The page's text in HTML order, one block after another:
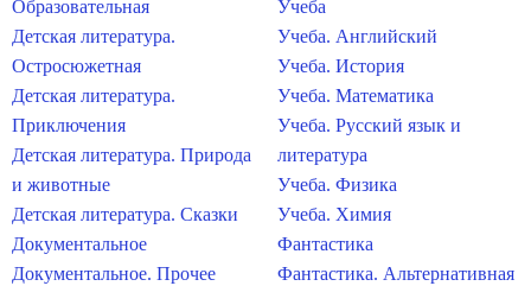
Образовательная
Детская литература.
Остросюжетная
Детская литература.
Приключения
Детская литература. Природа
и животные
Детская литература. Сказки
Документальное
Документальное. Прочее
Учеба
Учеба. Английский
Учеба. История
Учеба. Математика
Учеба. Русский язык и
литература
Учеба. Физика
Учеба. Химия
Фантастика
Фантастика. Альтернативная